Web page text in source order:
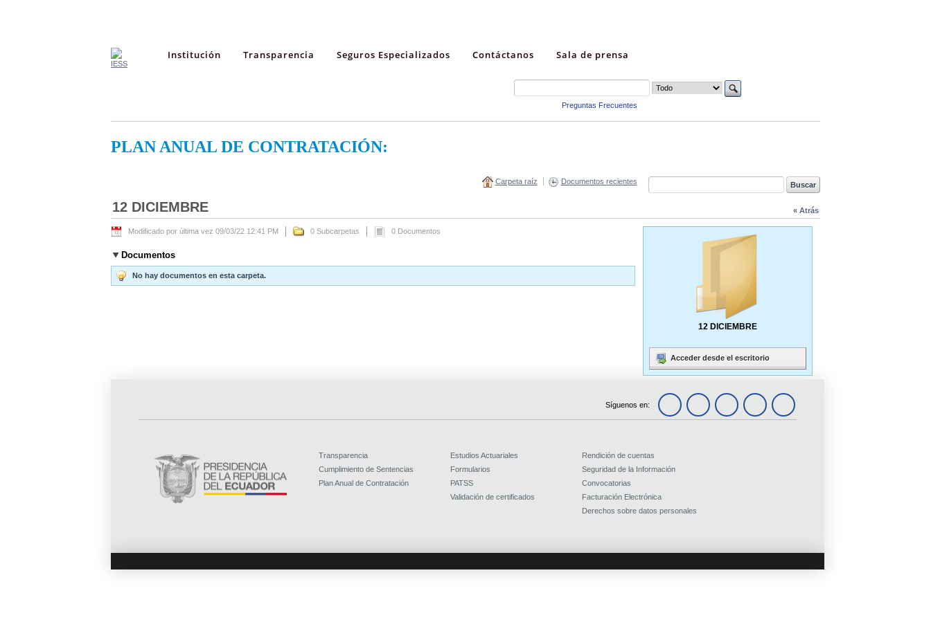
Institución Transparencia Seguros Especializados Contáctanos Sala de prensa
Preguntas Frecuentes
PLAN ANUAL DE CONTRATACIÓN:
Carpeta raíz Documentos recientes
« Atrás
12 DICIEMBRE
Modificado por última vez 09/03/22 12:41 PM 0 Subcarpetas 0 Documentos
Documentos
No hay documentos en esta carpeta.
12 DICIEMBRE
Acceder desde el escritorio
Síguenos en:
Transparencia
Cumplimiento de Sentencias
Plan Anual de Contratación
Estudios Actuariales
Formularios
PATSS
Validación de certificados
Rendición de cuentas
Seguridad de la Información
Convocatorias
Facturación Electrónica
Derechos sobre datos personales